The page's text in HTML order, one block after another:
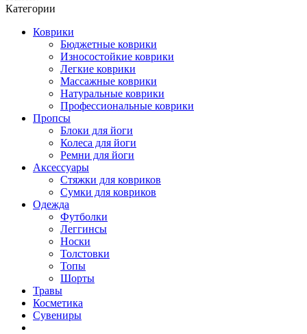
Категории
Коврики
Бюджетные коврики
Износостойкие коврики
Легкие коврики
Массажные коврики
Натуральные коврики
Профессиональные коврики
Пропсы
Блоки для йоги
Колеса для йоги
Ремни для йоги
Аксессуары
Стяжки для ковриков
Сумки для ковриков
Одежда
Футболки
Леггинсы
Носки
Толстовки
Топы
Шорты
Травы
Косметика
Сувениры